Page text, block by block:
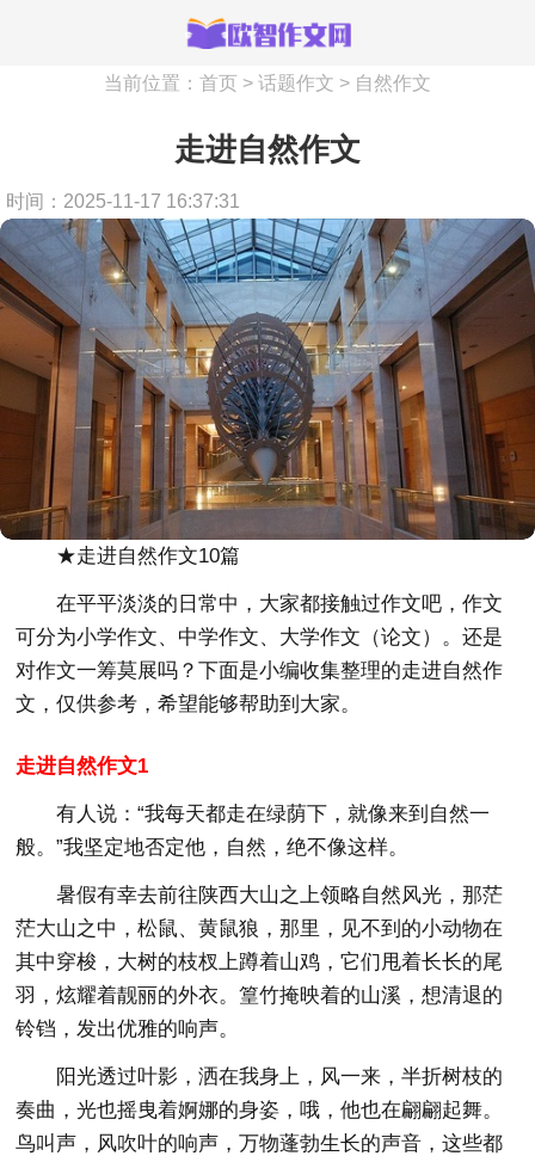
当前位置： 首页 > 话题作文 > 自然作文
走进自然作文
时间：2025-11-17 16:37:31
★走进自然作文10篇
在平平淡淡的日常中，大家都接触过作文吧，作文
可分为小学作文、中学作文、大学作文（论文）。还是
对作文一筹莫展吗？下面是小编收集整理的走进自然作
文，仅供参考，希望能够帮助到大家。
走进自然作文1
有人说：“我每天都走在绿荫下，就像来到自然一
般。”我坚定地否定他，自然，绝不像这样。
暑假有幸去前往陕西大山之上领略自然风光，那茫
茫大山之中，松鼠、黄鼠狼，那里，见不到的小动物在
其中穿梭，大树的枝杈上蹲着山鸡，它们甩着长长的尾
羽，炫耀着靓丽的外衣。篁竹掩映着的山溪，想清退的
铃铛，发出优雅的响声。
阳光透过叶影，洒在我身上，风一来，半折树枝的
奏曲，光也摇曳着婀娜的身姿，哦，他也在翩翩起舞。
鸟叫声，风吹叶的响声，万物蓬勃生长的声音，这些都